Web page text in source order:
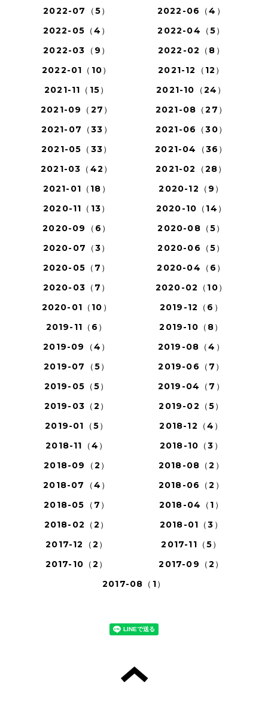
2022-07（5）
2022-06（4）
2022-05（4）
2022-04（5）
2022-03（9）
2022-02（8）
2022-01（10）
2021-12（12）
2021-11（15）
2021-10（24）
2021-09（27）
2021-08（27）
2021-07（33）
2021-06（30）
2021-05（33）
2021-04（36）
2021-03（42）
2021-02（28）
2021-01（18）
2020-12（9）
2020-11（13）
2020-10（14）
2020-09（6）
2020-08（5）
2020-07（3）
2020-06（5）
2020-05（7）
2020-04（6）
2020-03（7）
2020-02（10）
2020-01（10）
2019-12（6）
2019-11（6）
2019-10（8）
2019-09（4）
2019-08（4）
2019-07（5）
2019-06（7）
2019-05（5）
2019-04（7）
2019-03（2）
2019-02（5）
2019-01（5）
2018-12（4）
2018-11（4）
2018-10（3）
2018-09（2）
2018-08（2）
2018-07（4）
2018-06（2）
2018-05（7）
2018-04（1）
2018-02（2）
2018-01（3）
2017-12（2）
2017-11（5）
2017-10（2）
2017-09（2）
2017-08（1）